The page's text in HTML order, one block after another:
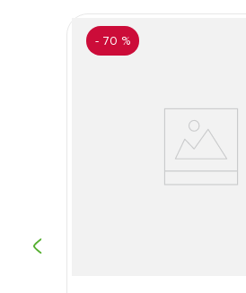
resina ABS lo hace ideal
desgaste diario en el sitio
Diseño ergonómico
durante largas jornadas de
Confiabilidad de Stanley
marca de renombre, este
confiable para asegurar la
- 70 %